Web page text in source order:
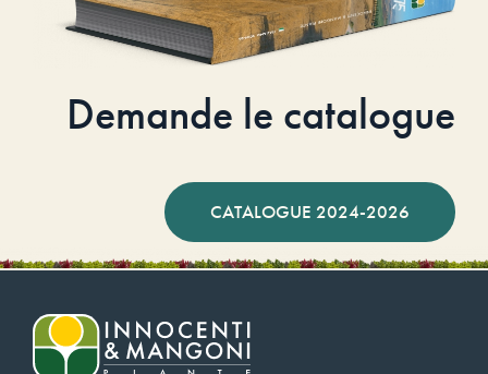
Demande le catalogue
CATALOGUE 2024-2026